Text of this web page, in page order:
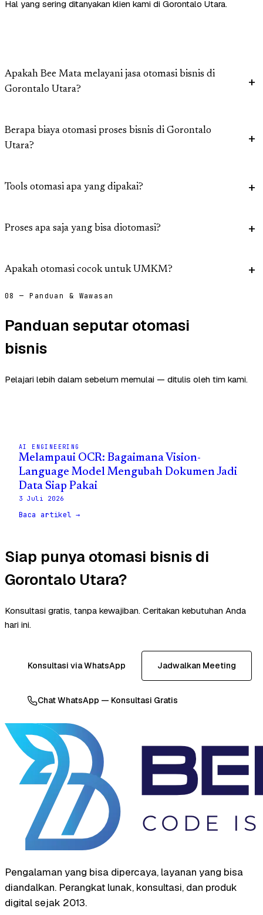
Hal yang sering ditanyakan klien kami di Gorontalo Utara.
Apakah Bee Mata melayani jasa otomasi bisnis di
Gorontalo Utara?
Berapa biaya otomasi proses bisnis di Gorontalo
Utara?
Tools otomasi apa yang dipakai?
Proses apa saja yang bisa diotomasi?
Apakah otomasi cocok untuk UMKM?
08 — Panduan & Wawasan
Panduan seputar otomasi
bisnis
Pelajari lebih dalam sebelum memulai — ditulis oleh tim kami.
AI ENGINEERING
Melampaui OCR: Bagaimana Vision-
Language Model Mengubah Dokumen Jadi
Data Siap Pakai
3 Juli 2026
Baca artikel →
Siap punya otomasi bisnis di
Gorontalo Utara?
Konsultasi gratis, tanpa kewajiban. Ceritakan kebutuhan Anda
hari ini.
Konsultasi via WhatsApp Jadwalkan Meeting
Chat WhatsApp — Konsultasi Gratis
Pengalaman yang bisa dipercaya, layanan yang bisa
diandalkan. Perangkat lunak, konsultasi, dan produk
digital sejak 2013.